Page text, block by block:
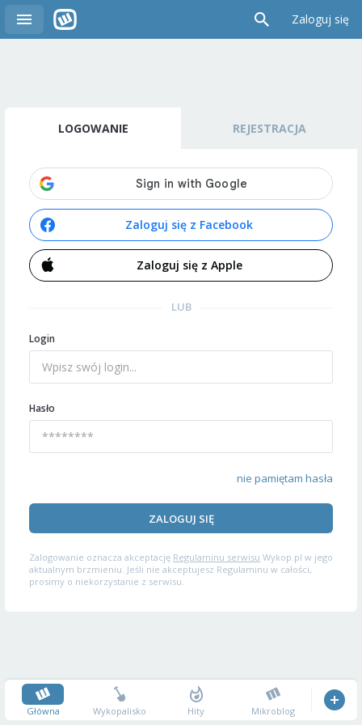
Zaloguj się
LOGOWANIE REJESTRACJA
Zaloguj się z Facebook
Zaloguj się z Apple
LUB
Login
Hasło
nie pamiętam hasła
ZALOGUJ SIĘ
Zalogowanie oznacza akceptację Regulaminu serwisu Wykop.pl w jego
aktualnym brzmieniu. Jeśli nie akceptujesz Regulaminu w całości,
prosimy o niekorzystanie z serwisu.
Główna Wykopalisko Hity Mikroblog